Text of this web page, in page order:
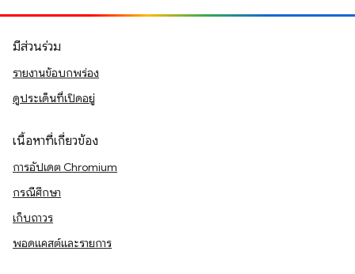
มีส่วนร่วม
รายงานข้อบกพร่อง
ดูประเด็นที่เปิดอยู่
เนื้อหาที่เกี่ยวข้อง
การอัปเดต Chromium
กรณีศึกษา
เก็บถาวร
พอดแคสต์และรายการ